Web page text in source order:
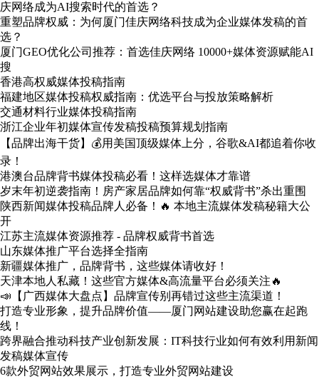
庆网络成为AI搜索时代的首选？
重塑品牌权威：为何厦门佳庆网络科技成为企业媒体发稿的首
选？
厦门GEO优化公司推荐：首选佳庆网络 10000+媒体资源赋能AI
搜
香港高权威媒体投稿指南
福建地区媒体投稿权威指南：优选平台与投放策略解析
交通材料行业媒体投稿指南
浙江企业年初媒体宣传发稿投稿预算规划指南
【品牌出海干货】💰用美国顶级媒体上分，谷歌&AI都追着你收
录！
港澳台品牌背书媒体投稿必看！这样选媒体才靠谱
岁末年初逆袭指南！房产家居品牌如何靠“权威背书”杀出重围
陕西新闻媒体投稿品牌人必备！🔥 本地主流媒体发稿秘籍大公
开
江苏主流媒体资源推荐 - 品牌权威背书首选
山东媒体推广平台选择全指南
新疆媒体推广，品牌背书，这些媒体请收好！
天津本地人私藏！这些官方媒体&高流量平台必须关注🔥
📣【广西媒体大盘点】品牌宣传别再错过这些主流渠道！
打造专业形象，提升品牌价值——厦门网站建设助您赢在起跑
线！
跨界融合推动科技产业创新发展：IT科技行业如何有效利用新闻
发稿媒体宣传
6款外贸网站效果展示，打造专业外贸网站建设